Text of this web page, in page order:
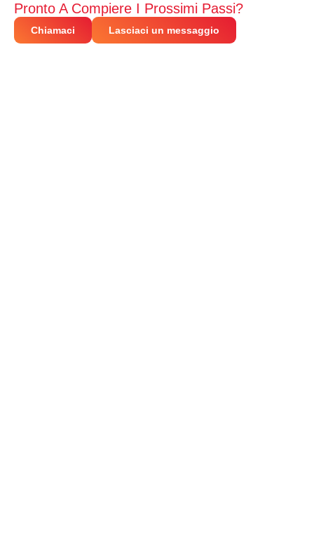
Pronto A Compiere I Prossimi Passi?
Chiamaci Lasciaci un messaggio